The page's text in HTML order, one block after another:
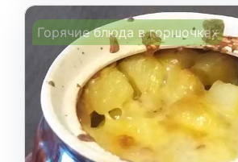
Горячие блюда в горшочках